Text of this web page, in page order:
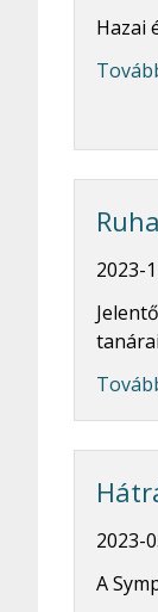
Hazai
2023-
2023-
A